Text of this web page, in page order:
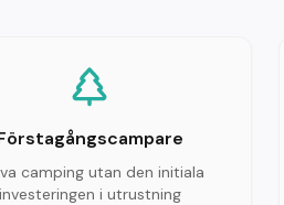
camping utan den initiala
investeringen i utrustning